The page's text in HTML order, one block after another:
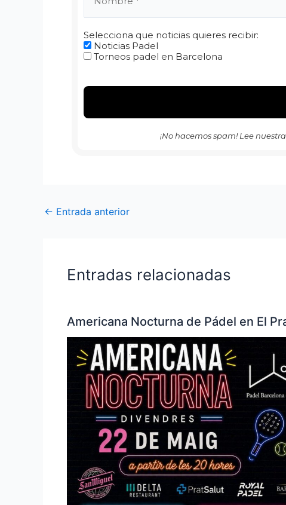
Selecciona que noticias quieres recibir:
Noticias Padel
Torneos padel en Barcelona
¡No hacemos spam! Lee nuestra
← Entrada anterior
Entradas relacionadas
Americana Nocturna de Pádel en El